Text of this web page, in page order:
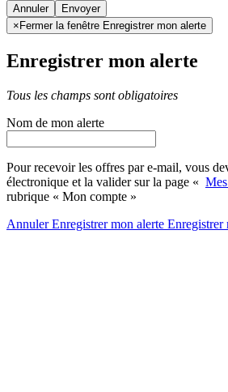
Annuler
× Fermer la fenêtre Enregistrer mon alerte
Enregistrer mon alerte
Tous les champs sont obligatoires
Nom de mon alerte
Pour recevoir les offres par e-mail, vous
électronique et la valider sur la page «
rubrique « Mon compte »
AnnulerEnregistrer mon alerte Enregistrer